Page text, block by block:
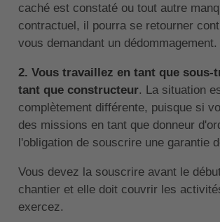
caché est constaté ou tout autre
contractuel, il pourra se retourner
vous demandant un dédommagement.
2. Vous travaillez en tant que sous-
tant que constructeur. La situation
complètement différente, puisque si
des missions en tant que donneur
l'obligation de souscrire une garantie
Vous devez la souscrire avant le
chantier et elle doit couvrir les
exercez.